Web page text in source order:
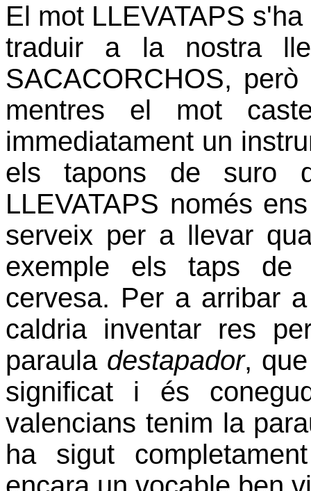
El mot LLEVATAPS
traduir a la nostra
SACACORCHOS, però
mentres el mot
immediatament un
els tapons de suro
LLEVATAPS només
serveix per a llevar
exemple els taps
cervesa. Per a arribar
caldria inventar res
paraula destapador,
significat i és
valencians tenim la
ha sigut